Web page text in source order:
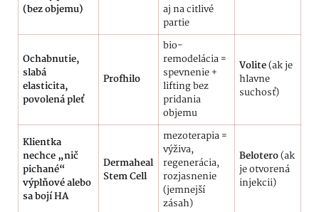
(bez objemu)
aj na citlivé
partie
Ochabnutie,
slabá
elasticita,
povolená pleť
Profhilo
bio-
remodelácia =
spevnenie +
lifting bez
pridania
objemu
Volite(ak je
hlavne
suchosť)
Klientka
nechce „nič
pichané“
výplňové alebo
sa bojí HA
Dermaheal
Stem Cell
mezoterapia =
výživa,
regenerácia,
rozjasnenie
(jemnejší
zásah)
Belotero(ak
je otvorená
injekcii)